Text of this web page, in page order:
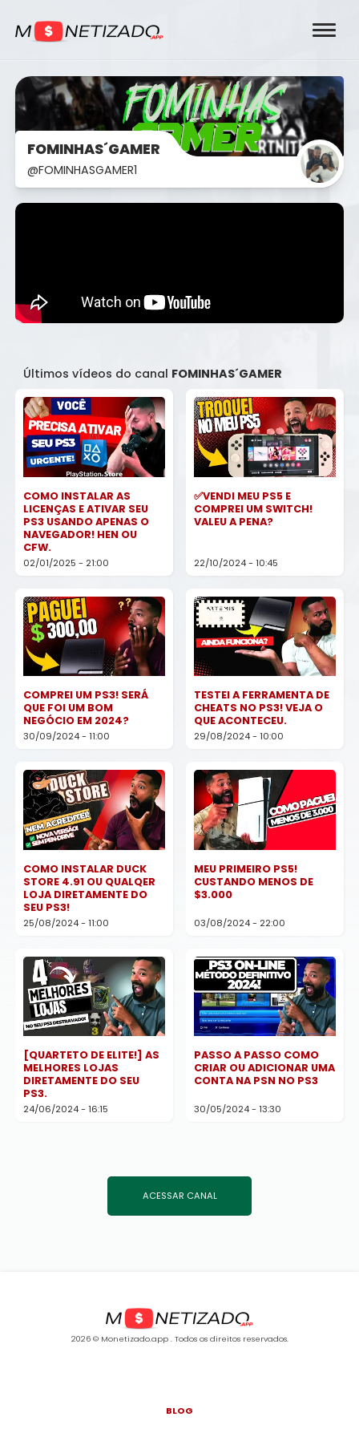
FOMINHAS´GAMER
@FOMINHASGAMER1
Últimos vídeos do canal FOMINHAS´GAMER
COMO INSTALAR AS
LICENÇAS E ATIVAR SEU
PS3 USANDO APENAS O
NAVEGADOR! HEN OU
CFW.
02/01/2025 - 21:00
✅️VENDI MEU PS5 E
COMPREI UM SWITCH!
VALEU A PENA?
22/10/2024 - 10:45
COMPREI UM PS3! SERÁ
QUE FOI UM BOM
NEGÓCIO EM 2024?
30/09/2024 - 11:00
TESTEI A FERRAMENTA DE
CHEATS NO PS3! VEJA O
QUE ACONTECEU.
29/08/2024 - 10:00
COMO INSTALAR DUCK
STORE 4.91 OU QUALQER
LOJA DIRETAMENTE DO
SEU PS3!
25/08/2024 - 11:00
MEU PRIMEIRO PS5!
CUSTANDO MENOS DE
$3.000
03/08/2024 - 22:00
[QUARTETO DE ELITE!] AS
MELHORES LOJAS
DIRETAMENTE DO SEU
PS3.
24/06/2024 - 16:15
PASSO A PASSO COMO
CRIAR OU ADICIONAR UMA
CONTA NA PSN NO PS3
30/05/2024 - 13:30
ACESSAR CANAL
2026 © Monetizado.app . Todos os direitos reservados.
BLOG